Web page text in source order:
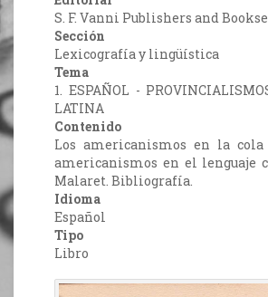
S. F. Vanni Publishers and
Sección
Lexicografía y lingüística
Tema
1. ESPAÑOL -
LATINA
Contenido
Los americanismos en la cola
americanismos en el lenguaje
Malaret. Bibliografía.
Idioma
Español
Tipo
Libro